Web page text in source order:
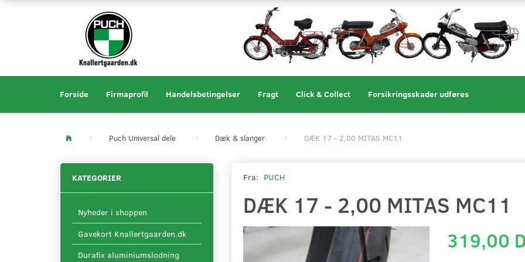
Forside Firmaprofil Handelsbetingelser Fragt Click & Collect Forsikringsskader udføres
Puch Universal dele Dæk & slanger DÆK 17 - 2,00 MITAS MC11
KATEGORIER
Nyheder i shoppen
Gavekort Knallertgaarden.dk
Durafix aluminiumslodning
Fra: PUCH
DÆK 17 - 2,00 MITAS MC11
319,00